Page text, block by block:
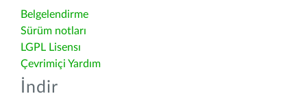
Belgelendirme
Sürüm notları
LGPL Lisensı
Çevrimiçi Yardım
İndir